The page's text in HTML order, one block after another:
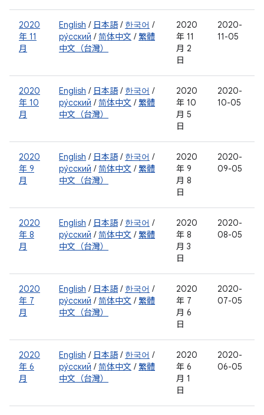
2020
年 11
月
English / 日本語/ 한국어 /
ру́сский /简体中文 / 繁體
中文（台灣）
2020
年 11
月 2
日
2020-
11-05
2020
年 10
月
English / 日本語/ 한국어 /
ру́сский /简体中文 / 繁體
中文（台灣）
2020
年 10
月 5
日
2020-
10-05
2020
年 9
月
English / 日本語/ 한국어 /
ру́сский /简体中文 / 繁體
中文（台灣）
2020
年 9
月 8
日
2020-
09-05
2020
年 8
月
English / 日本語/ 한국어 /
ру́сский /简体中文 / 繁體
中文（台灣）
2020
年 8
月 3
日
2020-
08-05
2020
年 7
月
English / 日本語/ 한국어 /
ру́сский /简体中文 / 繁體
中文（台灣）
2020
年 7
月 6
日
2020-
07-05
2020
年 6
月
English / 日本語/ 한국어 /
ру́сский /简体中文 / 繁體
中文（台灣）
2020
年 6
月 1
日
2020-
06-05